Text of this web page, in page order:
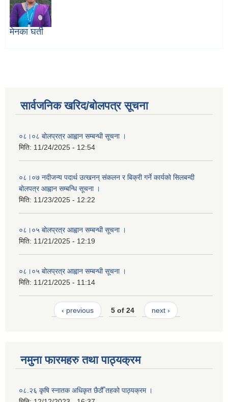
मेनका घर्ती
सार्वजनिक खरिद/बोलपत्र सूचना
०८।०८ बोलप्रत्र आह्वान सम्बन्धी सूचना ।
मिति: 11/24/2025 - 12:54
०८।०७ नदीजन्य पदार्थ उत्खनन् संकलन र बिक्री गर्ने कार्यको सिलबन्दी
बोलपत्र आह्वान सम्बन्धि सूचना ।
मिति: 11/23/2025 - 12:22
०८।०५ बोलप्रत्र आह्वान सम्बन्धी सूचना ।
मिति: 11/21/2025 - 12:19
०८।०५ बोलप्रत्र आह्वान सम्बन्धी सूचना ।
मिति: 11/21/2025 - 11:14
‹ previous 5 of 24 next ›
नमुना फारमहरु तथा पाठ्यक्रम
०८.२६ कृषि स्‍नातक अधिकृत छैठौँ तहको पाठ्यक्रम ।